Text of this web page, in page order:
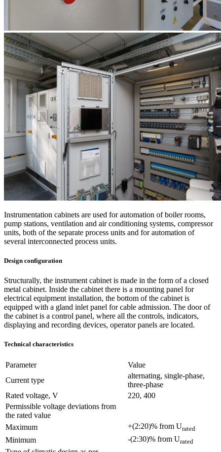
Instrumentation cabinets are used for automation of boiler rooms,
pump stations, ventilation and air conditioning systems, compressor
units, both of the separate process units and for automation of
several interconnected process units.
Design configuration
Structurally, the instrument cabinet is made in the form of a closed
metal cabinet. Inside the cabinet there is a mounting panel for
electrical equipment installation, the bottom of the cabinet is
equipped with a gland inlet panel for cable admission. The door of
the cabinet is a control panel, where all the controls, indicators,
displaying and recording devices, operator panels are located.
Technical characteristics
Parameter
Value
Current type
alternating, single-phase,
three-phase
Rated voltage, V
220, 400
Permissible voltage deviations from
the rated value
Maximum
+(2:20)% from Urated
Minimum -(2:30)% from Urated